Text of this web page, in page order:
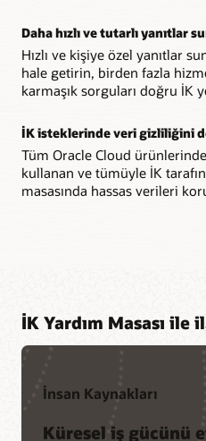
Daha hızlı ve tutarlı yanıtlar
Hızlı ve kişiye özel yanıtlar
hale getirin, birden fazla
karmaşık sorguları doğru İK
İK isteklerinde veri gizliliğini
Tüm Oracle Cloud
kullanan ve tümüyle İK
masasında hassas verileri
İK Yardım Masası ile
İnsan Kaynakları
Küresel iş gücünü